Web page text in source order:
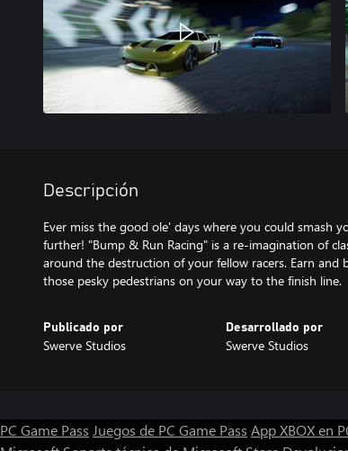
Descripción
Ever miss the good ole' days where you could smash
further! "Bump & Run Racing" is a re-imagination of
around the destruction of your fellow racers. Earn
Publicado por
Swerve Studios
Desarrollado por
Swerve Studios
PC Game Pass Juegos de PC Game Pass App XBOX en